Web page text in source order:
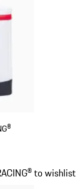
to wishlist